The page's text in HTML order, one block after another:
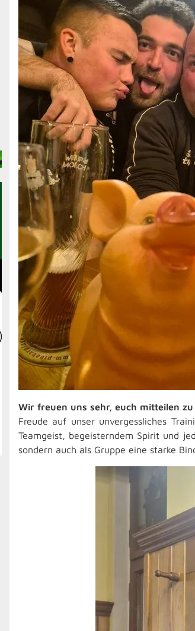
Wir freuen uns sehr, euch mitteilen
Freude auf unser unvergessliches
Teamgeist, begeisterndem Spirit und
sondern auch als Gruppe eine starke